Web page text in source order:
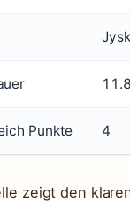
Punkte 4
zeigt den